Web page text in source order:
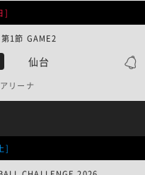
]
仙台
1節 GAME2
リーナ
]